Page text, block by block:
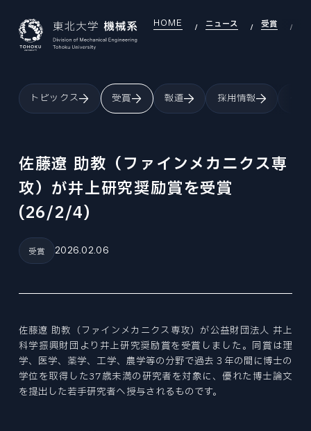
JAPANESE
TOP
INTRODUCTION
機械系について
INTRODUCTION INDEX
機械系について
組織・沿革
SEARCH 研究室を探す
SEARCH INDEX
LABORATORY
機械機能創成専攻
ロボティクス専攻
航空宇宙工学専攻
情報科学研究科
環境科学研究科
DEI
DEI INDEX
DEI推進
GLOBAL
STUDENT SUPPORTS
学生サポート
EDUCATION
EDUCATION INDEX
CURRICULUM
カリキュラム
OPEN LECTURE
オープンキャンパス・見学
EXAMINATION大学院入試
EXAMINATION INDEX
大学院入試
PAST COLLECTION
入試出題範囲・過去の試験問題
NEWSニュース
NEWS INDEX
ニュース
TOPICS
ACCESSアクセス・キャンパスマップ
ABOUT SITE このサイトについて
HOME ニュース 受賞
トピックス 受賞 報道 採用情報
佐藤遼 助教（ファインメカニクス専
攻）が井上研究奨励賞を受賞
(26/2/4)
受賞 2026.02.06
佐藤遼 助教（ファインメカニクス専攻）が公益財団法人 井上
科学振興財団より井上研究奨励賞を受賞しました。同賞は理
学、医学、薬学、工学、農学等の分野で過去３年の間に博士の
学位を取得した37歳未満の研究者を対象に、優れた博士論文
を提出した若手研究者へ授与されるものです。